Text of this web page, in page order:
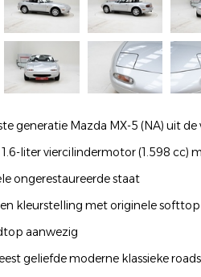
generatie Mazda MX-5 (NA) uit
liter viercilindermotor (1.598 cc)
ongerestaureerde staat
kleurstelling met originele softtop
aanwezig
geliefde moderne klassieke